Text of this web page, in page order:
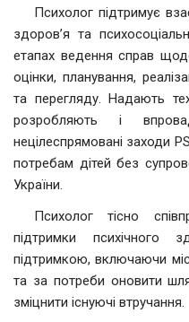
Психолог підтримує
здоров’я та
етапах ведення справ
оцінки, планування,
та перегляду. Надають
розробляють і
нецілеспрямовані заходи
потребам дітей без
України.
Психолог тісно
підтримки психічного
підтримкою, включаючи
та за потреби оновити
зміцнити існуючі втручання.